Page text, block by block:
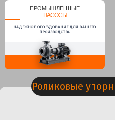
ПРОМЫШЛЕННЫЕ
НАСОСЫ
НАДЕЖНОЕ ОБОРУДОВАНИЕ ДЛЯ ВАШЕГО
ПРОИЗВОДСТВА
Роликовые